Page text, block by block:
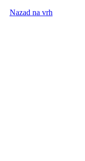
Nazad na vrh